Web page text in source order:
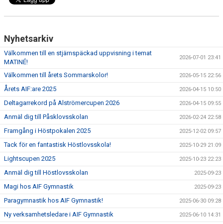
Nyhetsarkiv
Välkommen till en stjärnspäckad uppvisning i temat
MATINÉ!
2026-07-01 23:41
Välkommen till årets Sommarskolor! 2026-05-15 22:56
Årets AIF:are 2025 2026-04-15 10:50
Deltagarrekord på Alströmercupen 2026 2026-04-15 09:55
Anmäl dig till Påsklovsskolan 2026-02-24 22:58
Framgång i Höstpokalen 2025 2025-12-02 09:57
Tack för en fantastisk Höstlovsskola! 2025-10-29 21:09
Lightscupen 2025 2025-10-23 22:23
Anmäl dig till Höstlovsskolan 2025-09-23
Magi hos AIF Gymnastik 2025-09-23
Paragymnastik hos AIF Gymnastik! 2025-06-30 09:28
Ny verksamhetsledare i AIF Gymnastik 2025-06-10 14:31